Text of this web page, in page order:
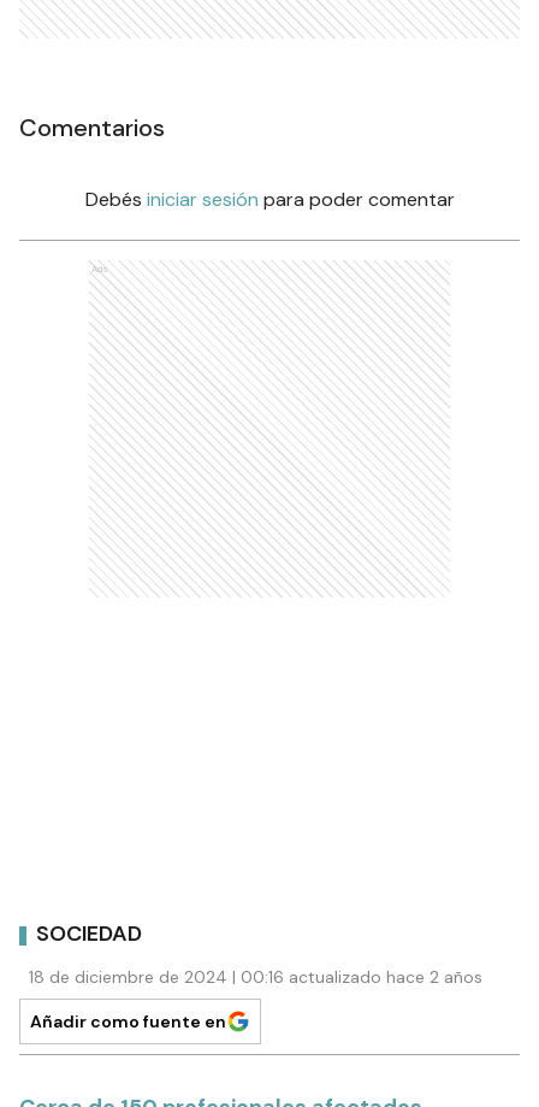
Comentarios
Debés iniciar sesión para poder comentar
Ads
SOCIEDAD
18 de diciembre de 2024 | 00:16 actualizado hace 2 años
Añadir como fuente en